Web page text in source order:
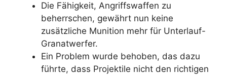
Die Fähigkeit, Angriffswaffen zu
beherrschen, gewährt nun keine
zusätzliche Munition mehr für Unterlauf-
Granatwerfer.
Ein Problem wurde behoben, das dazu
führte, dass Projektile nicht den richtigen